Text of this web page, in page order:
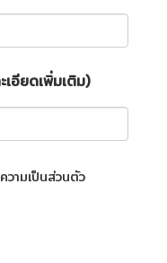
อียดเพิ่มเติม)
วามเป็นส่วนตัว